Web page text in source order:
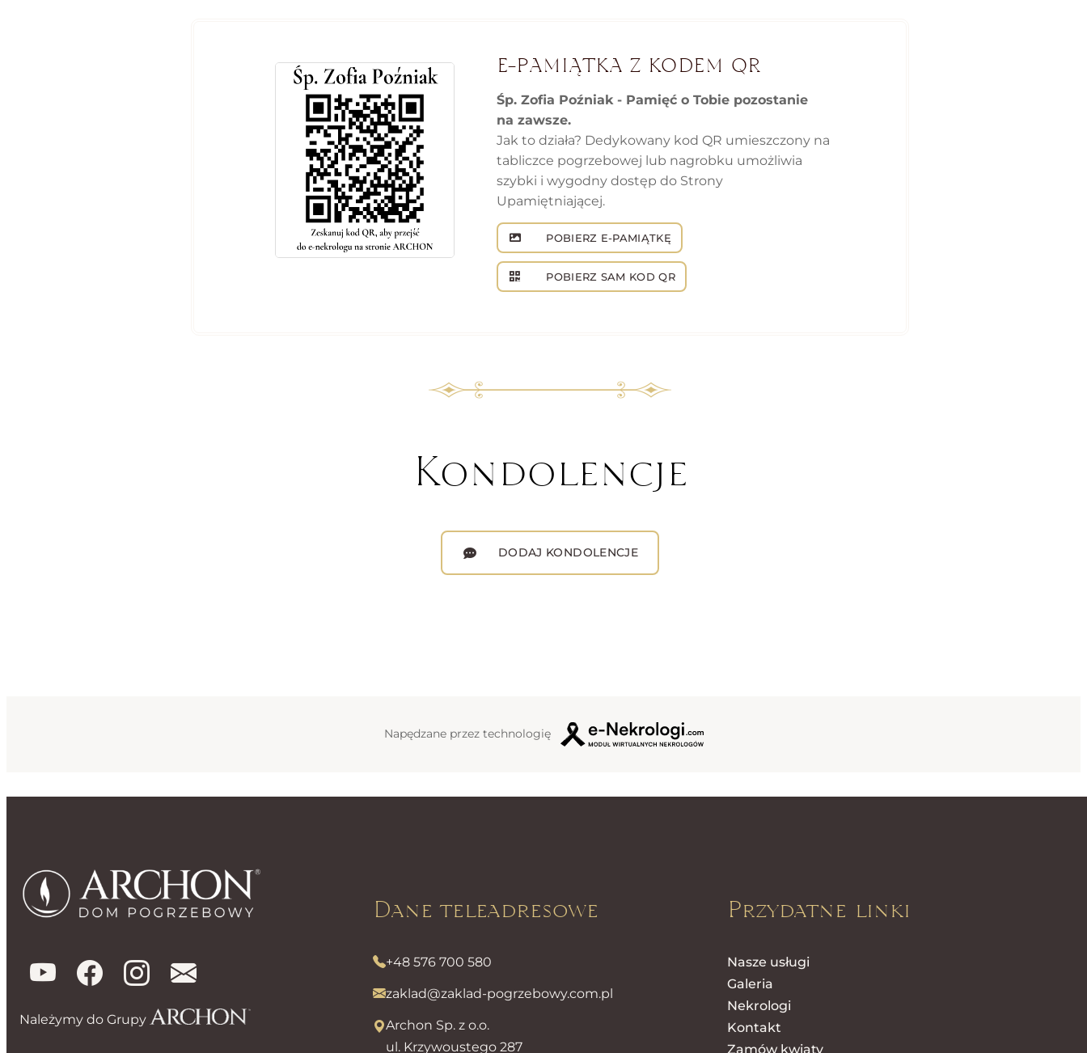
E-PAMIĄTKA Z KODEM QR
Śp. Zofia Poźniak - Pamięć o Tobie pozostanie
na zawsze.
Jak to działa? Dedykowany kod QR umieszczony na
tabliczce pogrzebowej lub nagrobku umożliwia
szybki i wygodny dostęp do Strony
Upamiętniającej.
POBIERZ E-PAMIĄTKĘ
POBIERZ SAM KOD QR
Kondolencje
DODAJ KONDOLENCJE
Napędzane przez technologię
Należymy do Grupy
Dane teleadresowe
+48 576 700 580
zaklad@zaklad-pogrzebowy.com.pl
Archon Sp. z o.o.
ul. Krzywoustego 287
Przydatne linki
Nasze usługi
Galeria
Nekrologi
Kontakt
Zamów kwiaty